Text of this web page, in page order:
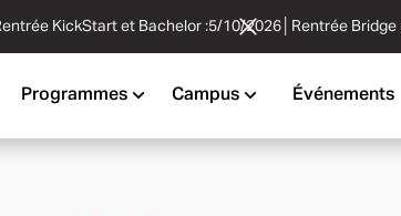
KickStart et Bachelor :5/10/2026 Rentrée Bridge
Programmes Campus Événements